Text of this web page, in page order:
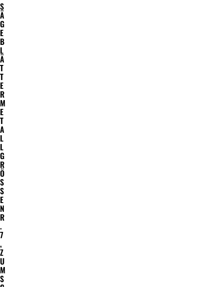
S
Ä
G
E
B
L
Ä
T
T
E
R
M
E
T
A
L
L
G
R
Ö
S
S
E
N
R
.
7
,
Z
U
M
S